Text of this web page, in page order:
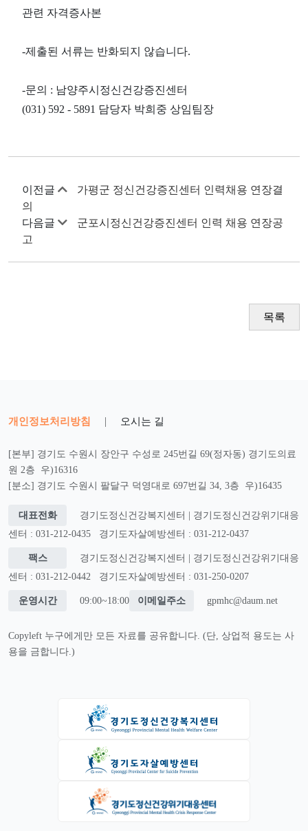
관련 자격증사본
-제출된 서류는 반화되지 않습니다.
-문의 : 남양주시정신건강증진센터
(031) 592 - 5891 담당자 박희중 상임팀장
이전글
가평군 정신건강증진센터 인력채용 연장결
의
다음글
군포시정신건강증진센터 인력 채용 연장공
고
목록
개인정보처리방침 | 오시는 길
[본부] 경기도 수원시 장안구 수성로 245번길 69(정자동) 경기도의료
원 2층 우)16316
[분소] 경기도 수원시 팔달구 덕영대로 697번길 34, 3층 우)16435
대표전화
경기도정신건강복지센터 | 경기도정신건강위기대응
센터 : 031-212-0435
경기도자살예방센터 : 031-212-0437
팩스
경기도정신건강복지센터 | 경기도정신건강위기대응
센터 : 031-212-0442
경기도자살예방센터 : 031-250-0207
운영시간 09:00~18:00 이메일주소 gpmhc@daum.net
Copyleft 누구에게만 모든 자료를 공유합니다. (단, 상업적 용도는 사
용을 금합니다.)